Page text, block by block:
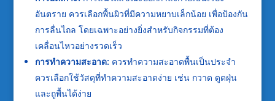
อันตราย ควรเลือกพื้นผิวที่มีความหยาบเล็กน้อย เพื่อป้องกัน
การลื่นไถล โดยเฉพาะอย่างยิ่งสำหรับกิจกรรมที่ต้อง
เคลื่อนไหวอย่างรวดเร็ว
การทำความสะอาด: ควรทำความสะอาดพื้นเป็นประจำ
ควรเลือกใช้วัสดุที่ทำความสะอาดง่าย เช่น กวาด ดูดฝุ่น
และถูพื้นได้ง่าย